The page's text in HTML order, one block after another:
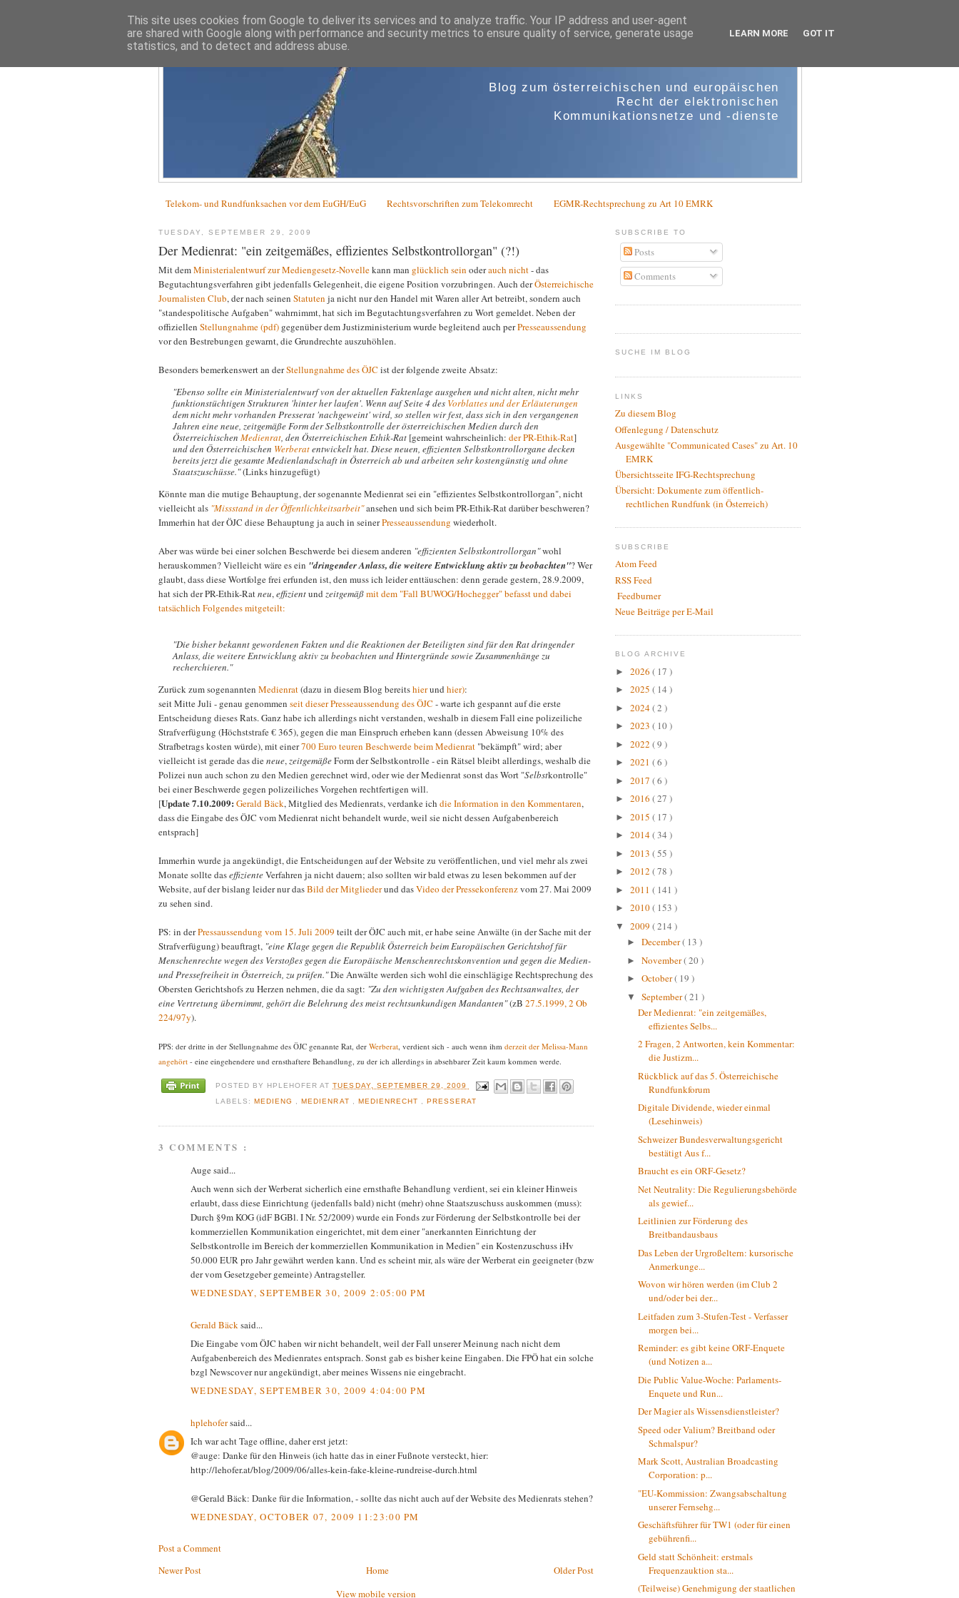
Blog zum österreichischen und europäischen
Recht der elektronischen
Kommunikationsnetze und -dienste
Telekom- und Rundfunksachen vor dem EuGH/EuG Rechtsvorschriften zum Telekomrecht EGMR-Rechtsprechung zu Art 10 EMRK
TUESDAY, SEPTEMBER 29, 2009
Der Medienrat: "ein zeitgemäßes, effizientes Selbstkontrollorgan" (?!)
Mit demMinisterialentwurf zur Mediengesetz-Novellekann man glücklich sein oderauch nicht- das
Begutachtungsverfahren gibt jedenfalls Gelegenheit, die eigene Position vorzubringen. Auch derÖsterreichische
Journalisten Club, der nach seinen Statuten ja nicht nur den Handel mit Waren aller Art betreibt, sondern auch
"standespolitische Aufgaben" wahrnimmt, hat sich im Begutachtungsverfahren zu Wort gemeldet. Neben der
offiziellen Stellungnahme(pdf) gegenüber dem Justizministerium wurde begleitend auch perPresseaussendung
vor den Bestrebungen gewarnt, die Grundrechte auszuhöhlen.
Besonders bemerkenswert an derStellungnahme des ÖJC ist der folgende zweite Absatz:
"Ebenso sollte ein Ministerialentwurf von der aktuellen Faktenlage ausgehen und nicht alten, nicht mehr
funktionstüchtigen Strukturen 'hinter her laufen'. Wenn auf Seite 4 des Vorblattes und der Erläuterungen
dem nicht mehr vorhanden Presserat 'nachgeweint' wird, so stellen wir fest, dass sich in den vergangenen
Jahren eine neue, zeitgemäße Form der Selbstkontrolle der österreichischen Medien durch den
Österreichischen Medienrat, den Österreichischen Ethik-Rat [gemeint wahrscheinlich: der PR-Ethik-Rat]
und den Österreichischen Werberatentwickelt hat. Diese neuen, effizienten Selbstkontrollorgane decken
bereits jetzt die gesamte Medienlandschaft in Österreich ab und arbeiten sehr kostengünstig und ohne
Staatszuschüsse."(Links hinzugefügt)
Könnte man die mutige Behauptung, der sogenannte Medienrat sei ein "effizientes Selbstkontrollorgan", nicht
vielleicht als "Missstand in der Öffentlichkeitsarbeit"ansehen und sich beim PR-Ethik-Rat darüber beschweren?
Immerhin hat der ÖJC diese Behauptung ja auch in seinerPresseaussendung wiederholt.
Aber was würde bei einer solchen Beschwerde bei diesem anderen "effizienten Selbstkontrollorgan"wohl
herauskommen? Vielleicht wäre es ein "dringender Anlass, die weitere Entwicklung aktiv zu beobachten"? Wer
glaubt, dass diese Wortfolge frei erfunden ist, den muss ich leider enttäuschen: denn gerade gestern, 28.9.2009,
hat sich der PR-Ethik-Ratneu,effizientund zeitgemäßmit dem "Fall BUWOG/Hochegger" befasst und dabei
tatsächlich Folgendes mitgeteilt:
"Die bisher bekannt gewordenen Fakten und die Reaktionen der Beteiligten sind für den Ratdringender
Anlass, die weitere Entwicklung aktiv zu beobachten und Hintergründe sowieZusammenhänge zu
recherchieren."
Zurück zum sogenannten Medienrat(dazu in diesem Blog bereitshierund hier):
seit Mitte Juli - genau genommen seit dieser Presseaussendung des ÖJC - warte ich gespannt auf die erste
Entscheidung dieses Rats. Ganz habe ich allerdings nicht verstanden, weshalb in diesem Fall eine polizeiliche
Strafverfügung (Höchststrafe € 365), gegen die man Einspruch erheben kann (dessen Abweisung 10% des
Strafbetrags kosten würde), mit einer700 Euro teuren Beschwerde beim Medienrat "bekämpft" wird; aber
vielleicht ist gerade das dieneue,zeitgemäßeForm der Selbstkontrolle - ein Rätsel bleibt allerdings, weshalb die
Polizei nun auch schon zu den Medien gerechnet wird, oder wie der Medienrat sonst das Wort "Selbstkontrolle"
bei einer Beschwerde gegen polizeiliches Vorgehen rechtfertigen will.
[Update 7.10.2009: Gerald Bäck, Mitglied des Medienrats, verdanke ich die Information in den Kommentaren,
dass die Eingabe des ÖJC vom Medienrat nicht behandelt wurde, weil sie nicht dessen Aufgabenbereich
entsprach]
Immerhin wurde ja angekündigt, die Entscheidungen auf der Website zu veröffentlichen, und viel mehr als zwei
Monate sollte daseffizienteVerfahren ja nicht dauern; also sollten wir bald etwas zu lesen bekommen auf der
Website, auf der bislang leider nur dasBild der Mitgliederund dasVideo der Pressekonferenzvom 27. Mai 2009
zu sehen sind.
PS: in derPressaussendung vom 15. Juli 2009 teilt der ÖJC auch mit, er habe seine Anwälte (in der Sache mit der
Strafverfügung) beauftragt, "eine Klage gegen die Republik Österreich beim Europäischen Gerichtshof für
Menschenrechte wegen des Verstoßes gegen die Europäische Menschenrechtskonvention und gegen die Medien-
und Pressefreiheit in Österreich, zu prüfen."Die Anwälte werden sich wohl die einschlägige Rechtsprechung des
Obersten Gerichtshofs zu Herzen nehmen, die da sagt: "Zu den wichtigsten Aufgaben des Rechtsanwaltes, der
eine Vertretung übernimmt, gehört die Belehrung des meist rechtsunkundigen Mandanten"(zB 27.5.1999, 2 Ob
224/97y).
PPS: der dritte in der Stellungnahme des ÖJC genannte Rat, der Werberat, verdient sich - auch wenn ihm derzeit der Melissa-Mann
angehört - eine eingehendere und ernsthaftere Behandlung, zu der ich allerdings in absehbarer Zeit kaum kommen werde.
POSTED BY HPLEHOFERATTUESDAY, SEPTEMBER 29, 2009
LABELS:MEDIENG ,MEDIENRAT MEDIENRECHT PRESSERAT
3 COMMENTS :
Auge said...
Auch wenn sich der Werberat sicherlich eine ernsthafte Behandlung verdient, sei ein kleiner Hinweis
erlaubt, dass diese Einrichtung (jedenfalls bald) nicht (mehr) ohne Staatszuschuss auskommen (muss):
Durch §9m KOG (idF BGBl. I Nr. 52/2009) wurde ein Fonds zur Förderung der Selbstkontrolle bei der
kommerziellen Kommunikation eingerichtet, mit dem einer "anerkannten Einrichtung der
Selbstkontrolle im Bereich der kommerziellen Kommunikation in Medien" ein Kostenzuschuss iHv
50.000 EUR pro Jahr gewährt werden kann. Und es scheint mir, als wäre der Werberat ein geeigneter (bzw
der vom Gesetzgeber gemeinte) Antragsteller.
WEDNESDAY, SEPTEMBER 30, 2009 2:05:00 PM
Gerald Bäcksaid...
Die Eingabe vom ÖJC haben wir nicht behandelt, weil der Fall unserer Meinung nach nicht dem
Aufgabenbereich des Medienrates entsprach. Sonst gab es bisher keine Eingaben. Die FPÖ hat ein solche
bzgl Newscover nur angekündigt, aber meines Wissens nie eingebracht.
WEDNESDAY, SEPTEMBER 30, 2009 4:04:00 PM
hplehofersaid...
Ich war acht Tage offline, daher erst jetzt:
@auge: Danke für den Hinweis (ich hatte das in einer Fußnote versteckt, hier:
http://lehofer.at/blog/2009/06/alles-kein-fake-kleine-rundreise-durch.html
@Gerald Bäck: Danke für die Information, - sollte das nicht auch auf der Website des Medienrats stehen?
WEDNESDAY, OCTOBER 07, 2009 11:23:00 PM
Post a Comment
Newer Post
Older Post
Home
View mobile version
SUBSCRIBE TO
Posts
Comments
SUCHE IM BLOG
LINKS
Zu diesem Blog
Offenlegung / Datenschutz
Ausgewählte "Communicated Cases" zu Art. 10
EMRK
Übersichtsseite IFG-Rechtsprechung
Übersicht: Dokumente zum öffentlich-
rechtlichen Rundfunk (in Österreich)
SUBSCRIBE
Atom Feed
RSS Feed
Feedburner
Neue Beiträge per E-Mail
BLOG ARCHIVE
► 2026 ( 17 )
► 2025 ( 14 )
► 2024( 2 )
► 2023 ( 10 )
► 2022 ( 9 )
► 2021 ( 6 )
► 2017 ( 6 )
► 2016 ( 27 )
► 2015 ( 17 )
► 2014( 34 )
► 2013 ( 55 )
► 2012 ( 78 )
► 2011 ( 141 )
► 2010( 153 )
▼ 2009 ( 214 )
► December( 13 )
► November( 20 )
► October( 19 )
▼ September( 21 )
Der Medienrat: "ein zeitgemäßes,
effizientes Selbs...
2 Fragen, 2 Antworten, kein Kommentar:
die Justizm...
Rückblick auf das 5. Österreichische
Rundfunkforum
Digitale Dividende, wieder einmal
(Lesehinweis)
Schweizer Bundesverwaltungsgericht
bestätigt Aus f...
Braucht es ein ORF-Gesetz?
Net Neutrality: Die Regulierungsbehörde
als gewief...
Leitlinien zur Förderung des
Breitbandausbaus
Das Leben der Urgroßeltern: kursorische
Anmerkunge...
Wovon wir hören werden (im Club 2
und/oder bei der...
Leitfaden zum 3-Stufen-Test - Verfasser
morgen bei...
Reminder: es gibt keine ORF-Enquete
(und Notizen a...
Die Public Value-Woche: Parlaments-
Enquete und Run...
Der Magier als Wissensdienstleister?
Speed oder Valium? Breitband oder
Schmalspur?
Mark Scott, Australian Broadcasting
Corporation: p...
"EU-Kommission: Zwangsabschaltung
unserer Fernsehg...
Geschäftsführer für TW1 (oder für einen
gebührenfi...
Geld statt Schönheit: erstmals
Frequenzauktion sta...
(Teilweise) Genehmigung der staatlichen
This site uses cookies from Google to deliver its services and to analyze traffic. Your IP address and user-agent
are shared with Google along with performance and security metrics to ensure quality of service, generate usage
statistics, and to detect and address abuse.
LEARN MORE GOT IT